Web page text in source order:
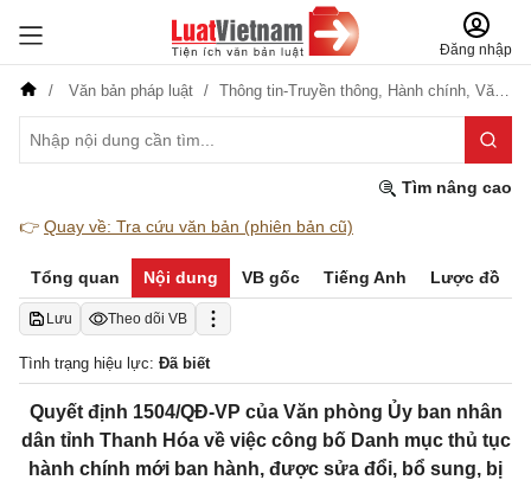
Đăng nhập
Văn bản pháp luật Thông tin-Truyền thông, Hành chính, Văn hóa-Thể thao-Du lịch
Tìm nâng cao
👉 Quay về: Tra cứu văn bản (phiên bản cũ)
Tổng quan Nội dung VB gốc Tiếng Anh Lược đồ
Lưu Theo dõi VB
Tình trạng hiệu lực: Đã biết
Quyết định 1504/QĐ-VP của Văn phòng Ủy ban nhân
dân tỉnh Thanh Hóa về việc công bố Danh mục thủ tục
hành chính mới ban hành, được sửa đổi, bổ sung, bị